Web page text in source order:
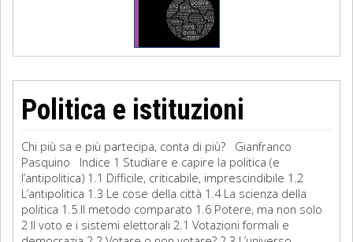
Politica e istituzioni
Chi più sa e più partecipa, conta di più? Gianfranco
Pasquino Indice 1 Studiare e capire la politica (e
l’antipolitica) 1.1 Difficile, criticabile, imprescindibile 1.2
L’antipolitica 1.3 Le cose della città 1.4 La scienza della
politica 1.5 Il metodo comparato 1.6 Potere, ma non solo
2 Il voto e i sistemi elettorali 2.1 Votazioni formali e